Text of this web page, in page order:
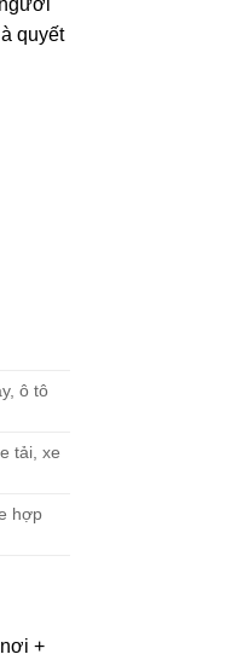
quyết
ô tô
tải, xe
hợp
+